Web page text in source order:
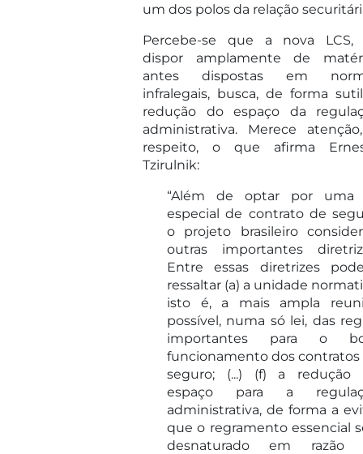
um dos polos da relação
Percebe-se que a nova LCS,
dispor amplamente de
antes dispostas em
infralegais, busca, de forma
redução do espaço da
administrativa. Merece
respeito, o que afirma
Tzirulnik:
“Além de optar por uma
especial de contrato de
o projeto brasileiro
outras importantes
Entre essas diretrizes
ressaltar (a) a unidade
isto é, a mais ampla
possível, numa só lei, das
importantes para o
funcionamento dos contratos
seguro; (...) (f) a redução
espaço para a
administrativa, de forma a
que o regramento essencial
desnaturado em razão